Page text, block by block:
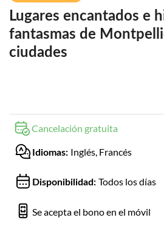
Lugares encantados e
fantasmas de
ciudades
Cancelación gratuita
Idiomas: Inglés, Francés
Disponibilidad: Todos los días
Se acepta el bono en el móvil